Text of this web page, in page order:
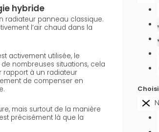
hybride
radiateur panneau classique.
l’air chaud dans la
activement utilisée, le
nombreuses situations, cela
rapport à un radiateur
de compenser en
mais surtout de la manière
précisément là que la